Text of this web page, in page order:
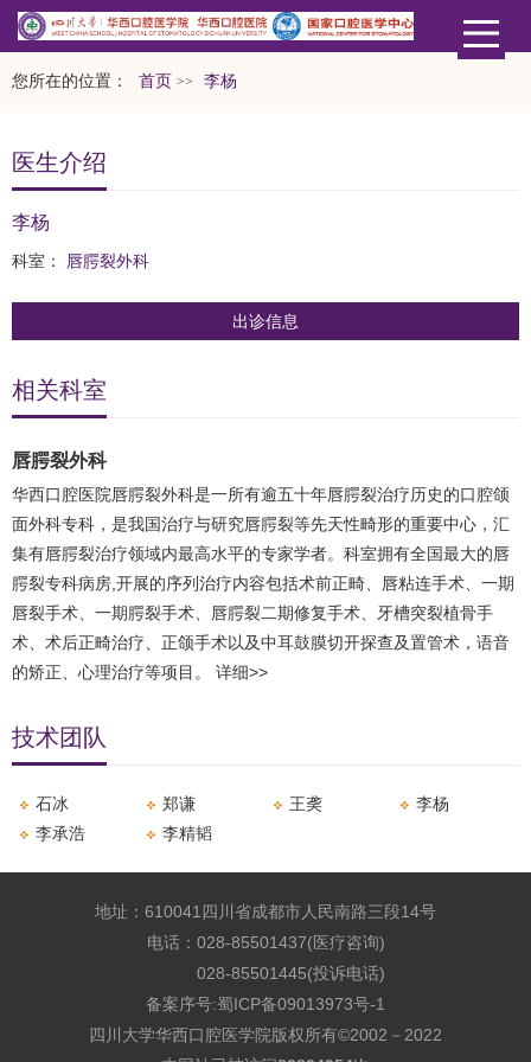
您所在的位置： 首页 >> 李杨
医生介绍
李杨
科室： 唇腭裂外科
出诊信息
相关科室
唇腭裂外科
华西口腔医院唇腭裂外科是一所有逾五十年唇腭裂治疗历史的口腔颌
面外科专科，是我国治疗与研究唇腭裂等先天性畸形的重要中心，汇
集有唇腭裂治疗领域内最高水平的专家学者。科室拥有全国最大的唇
腭裂专科病房,开展的序列治疗内容包括术前正畸、唇粘连手术、一期
唇裂手术、一期腭裂手术、唇腭裂二期修复手术、牙槽突裂植骨手
术、术后正畸治疗、正颌手术以及中耳鼓膜切开探查及置管术，语音
的矫正、心理治疗等项目。 详细>>
技术团队
石冰 郑谦 王䶮
李杨
李承浩
​李精韬
地址：610041四川省成都市人民南路三段14号
电话：028-85501437(医疗咨询)
028-85501445(投诉电话)
备案序号:蜀ICP备09013973号-1
四川大学华西口腔医学院版权所有©2002－2022